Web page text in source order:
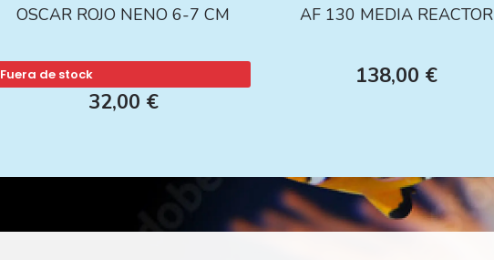
OSCAR ROJO NENO 6-7 CM
Fuera de stock
32,00 €
AF 130 MEDIA REACTOR
138,00 €